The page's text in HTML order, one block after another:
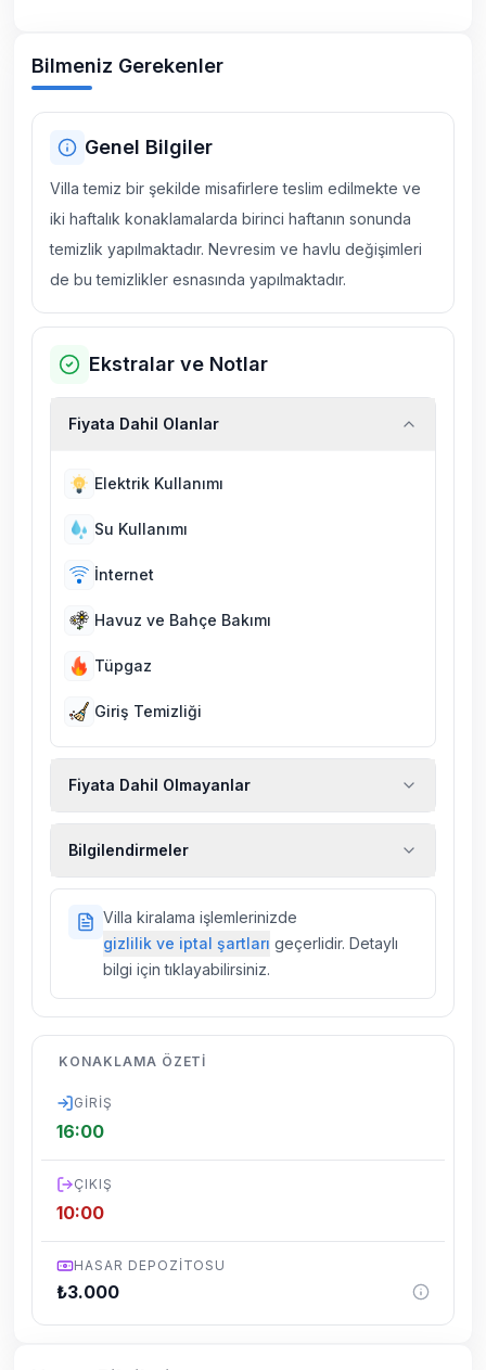
Bilmeniz Gerekenler
Genel Bilgiler
Villa temiz bir şekilde misafirlere teslim edilmekte ve
iki haftalık konaklamalarda birinci haftanın sonunda
temizlik yapılmaktadır. Nevresim ve havlu değişimleri
de bu temizlikler esnasında yapılmaktadır.
Ekstralar ve Notlar
Fiyata Dahil Olanlar
Elektrik Kullanımı
Su Kullanımı
İnternet
Havuz ve Bahçe Bakımı
Tüpgaz
Giriş Temizliği
Fiyata Dahil Olmayanlar
sigortaları fiyatlara dahil değildir.
Bilgilendirmeler
villalarımızda düzenli olarak ilaçlama
yapılmaktadır. Buna rağmen çevrede
kelebek, böcek, sinek vs. bulunma ihtimali
dönemsel olarak altyapı çalışmaları
yapılabilmektedir. Bu çalışma nedeniyle yol
Villa kiralama işlemlerinizde
gizlilik ve iptal şartları geçerlidir. Detaylı
bilgi için tıklayabilirsiniz.
KONAKLAMA ÖZETI
GIRIŞ
16:00
ÇIKIŞ
10:00
HASAR DEPOZITOSU
₺3.000